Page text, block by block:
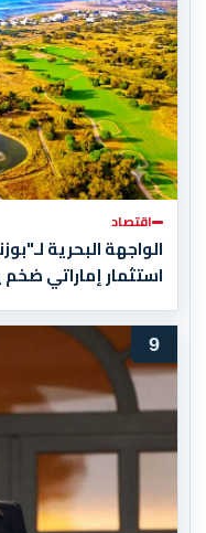
اقتصاد
الواجهة البحرية
استثمار إماراتي
9